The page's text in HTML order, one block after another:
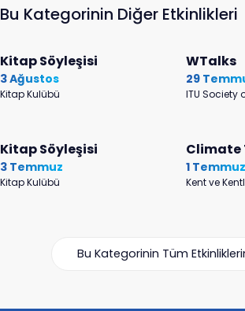
Bu Kategorinin Diğer Etkinlikleri
Kitap Söyleşisi
3 Ağustos
Kitap Kulübü
WTalks
29
ITU Society
Kitap Söyleşisi
3 Temmuz
Kitap Kulübü
Climate
1 Temmuz
Kent ve
Bu Kategorinin Tüm